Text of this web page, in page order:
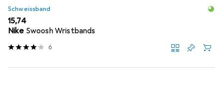
Schweissband
EUR
15,74
Nike Swoosh Wristbands
6